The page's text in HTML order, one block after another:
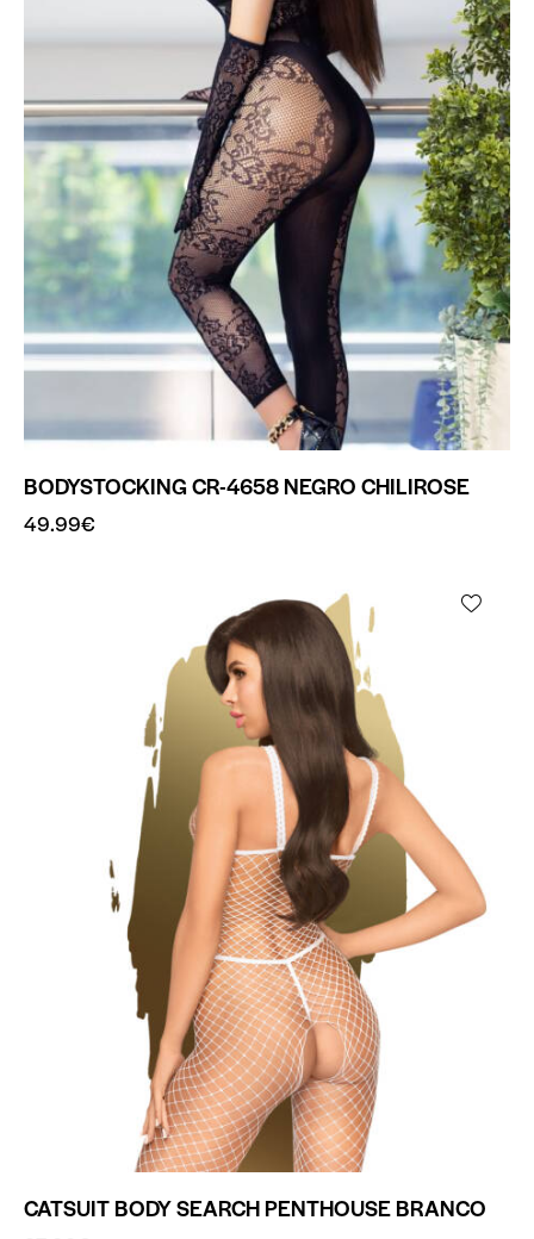
BODYSTOCKING CR-4658 NEGRO CHILIROSE
49.99€
CATSUIT BODY SEARCH PENTHOUSE BRANCO